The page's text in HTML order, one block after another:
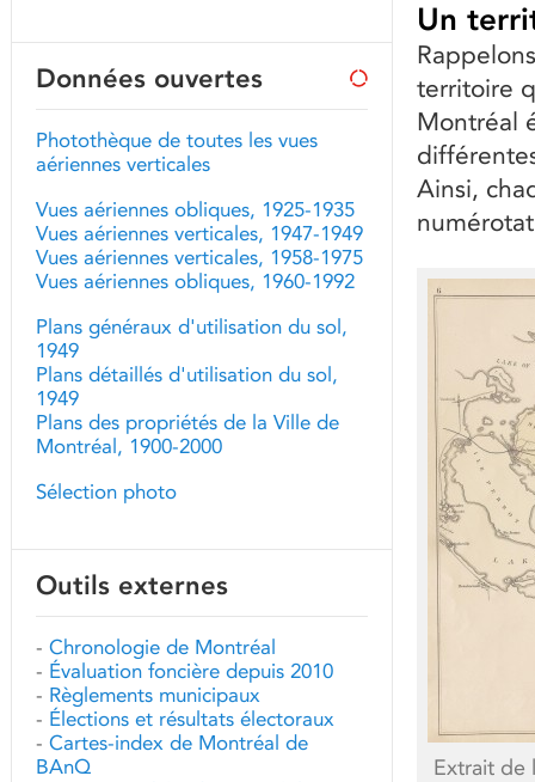
Un
territoire
Montréal
Ainsi,
Extrait de
Données ouvertes
Photothèque de toutes les vues
aériennes verticales
Vues aériennes obliques, 1925-1935
Vues aériennes verticales, 1947-1949
Vues aériennes verticales, 1958-1975
Vues aériennes obliques, 1960-1992
Plans généraux d'utilisation du sol,
1949
Plans détaillés d'utilisation du sol,
1949
Plans des propriétés de la Ville de
Montréal, 1900-2000
Sélection photo
Outils externes
- Chronologie de Montréal
- Évaluation foncière depuis 2010
- Règlements municipaux
- Élections et résultats électoraux
- Cartes-index de Montréal de
BAnQ